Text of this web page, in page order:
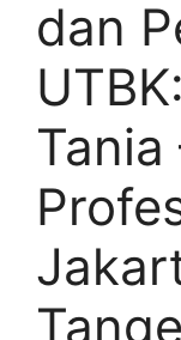
dan
Tania